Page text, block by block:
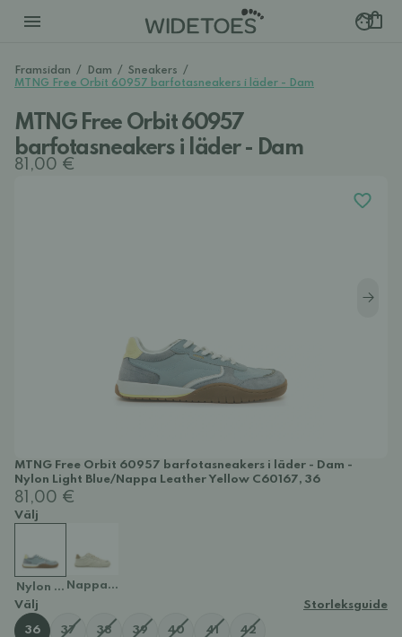
Framsidan / Dam / Sneakers /
MTNG Free Orbit 60957 barfotasneakers i läder - Dam
MTNG Free Orbit 60957
barfotasneakers i läder - Dam
81,00 €
MTNG Free Orbit 60957 barfotasneakers i läder - Dam -
Nylon Light Blue/Nappa Leather Yellow C60167, 36
81,00 €
Välj
Nylon Light Blue/Nappa Leather Yellow C60167
Nappa Leather Ecru/Cow Suede Sand C60164
Välj
Storleksguide
36 37 38 39 40 41 42